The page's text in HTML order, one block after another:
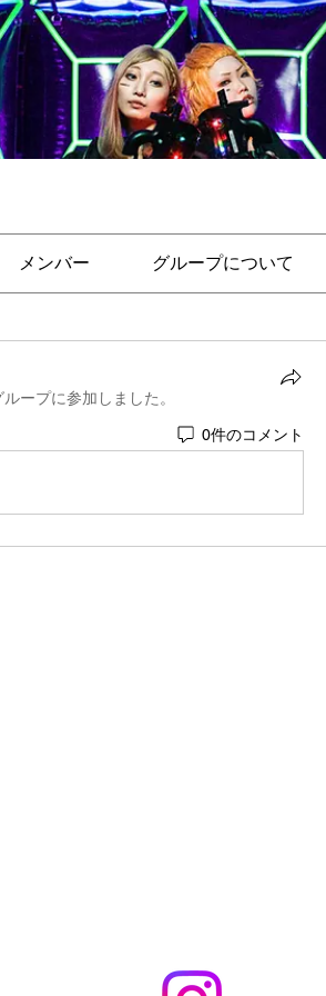
メンバー グループについて
ループに参加しました 。
0件のコメント